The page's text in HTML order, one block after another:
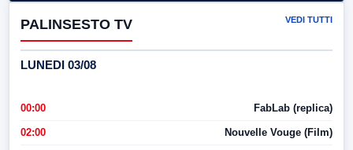
PALINSESTO TV VEDI TUTTI
LUNEDI 03/08
00:00 FabLab (replica)
02:00 Nouvelle Vouge (Film)